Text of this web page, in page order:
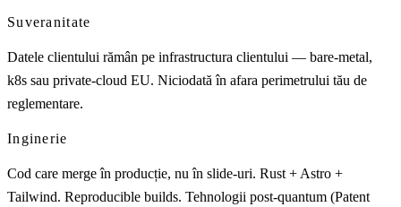
Suveranitate
Datele clientului rămân pe infrastructura clientului — bare-metal,
k8s sau private-cloud EU. Niciodată în afara perimetrului tău de
reglementare.
Inginerie
Cod care merge în producție, nu în slide-uri. Rust + Astro +
Tailwind. Reproducible builds. Tehnologii post-quantum (Patent